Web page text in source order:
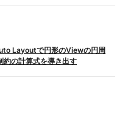
Layoutで円形のViewの円周
の計算式を導き出す